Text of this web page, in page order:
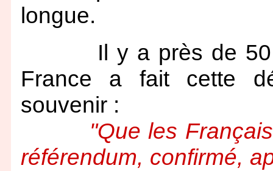
longue.
Il y a près de 50
France a fait cette
souvenir :
"Que les
référendum, confirmé,